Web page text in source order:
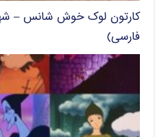
کارتون لوک خوش شانس –
فارسی)